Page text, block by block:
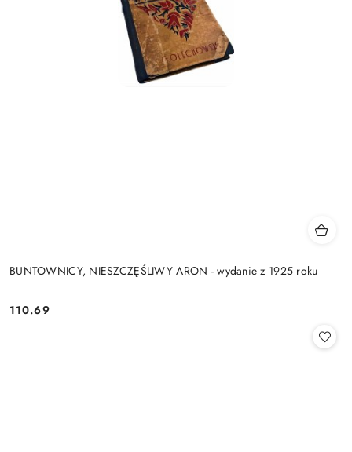
BUNTOWNICY, NIESZCZĘŚLIWY ARON - wydanie z 1925 roku
Cena:
110.69